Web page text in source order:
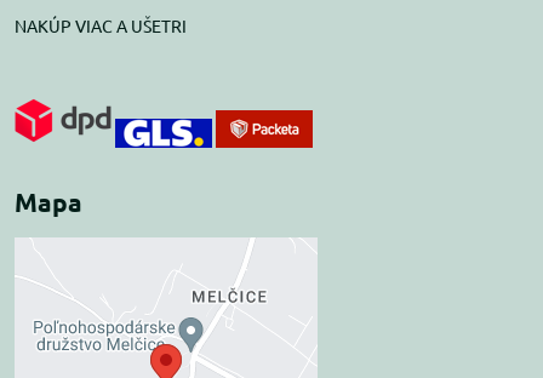
NAKÚP VIAC A UŠETRI
Mapa
Externý obsah je
blokovaný Voľbami
súkromia